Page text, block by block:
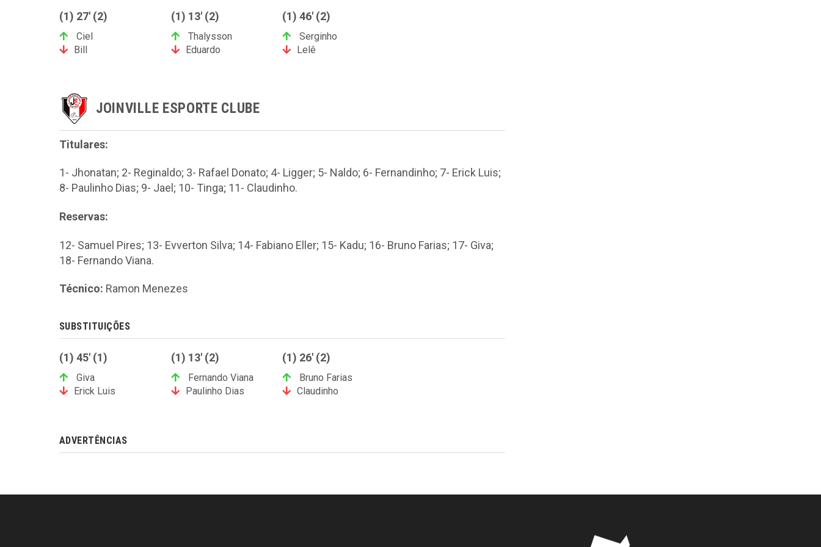
(1) 27' (2)
Ciel
Bill
(1) 13' (2)
Thalysson
Eduardo
(1) 46' (2)
Serginho
Lelê
JOINVILLE ESPORTE CLUBE
Titulares:
1- Jhonatan; 2- Reginaldo; 3- Rafael Donato; 4- Ligger; 5- Naldo; 6- Fernandinho; 7- Erick Luis;
8- Paulinho Dias; 9- Jael; 10- Tinga; 11- Claudinho.
Reservas:
12- Samuel Pires; 13- Evverton Silva; 14- Fabiano Eller; 15- Kadu; 16- Bruno Farias; 17- Giva;
18- Fernando Viana.
Técnico: Ramon Menezes
SUBSTITUIÇÕES
(1) 45' (1)
Giva
Erick Luis
(1) 13' (2)
Fernando Viana
Paulinho Dias
(1) 26' (2)
Bruno Farias
Claudinho
ADVERTÊNCIAS